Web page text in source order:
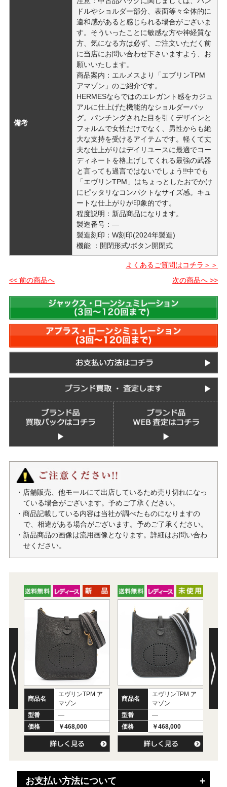
備考
ドルやショルダー部分、表面等々全体的に
違和感があると感じられる場合がございま
す。そういったことに敏感な方や神経質な
方、気になる方は必ず、ご注文いただく前
に当店にお問い合わせ下さいますよう、お
願いいたします。
商品案内：エルメスより「エブリンTPM
アマゾン」のご紹介です。
HERMESならではのエレガント感をカジュ
アルに仕上げた機能的なショルダーバッ
グ。パンチングされた目を引くデザインと
フォルムで女性だけでなく、男性からも絶
大な支持を受けるアイテムです。軽くて丈
夫な仕上がりはデイリユースに最適でコー
ディネートを格上げしてくれる最強の武器
と言っても過言ではないでしょう!!中でも
「エヴリンTPM」はちょっとしたおでかけ
にピッタリなコンパクトなサイズ感。キュ
ートな仕上がりが印象的です。
程度説明：新品商品になります。
製造番号：―
製造刻印：W刻印(2024年製造)
機能 ：開閉形式/ボタン開閉式
よくあるご質問はコチラ＞＞
<< 前の商品へ
次の商品へ >>
・店舗販売、他モールにて出店しているため売り切れになっ
ている場合がございます。予めご了承ください。
・商品記載している内容は当社が調べたものになりますの
で、相違がある場合がございます。予めご了承ください。
・新品商品の画像は流用画像となります。詳細はお問い合わ
せください。
商品名
エヴリンTPM ア
マゾン
型番
―
価格
￥468,000
商品名
エヴリンTPM ア
マゾン
型番
―
価格
￥468,000
お支払い方法について